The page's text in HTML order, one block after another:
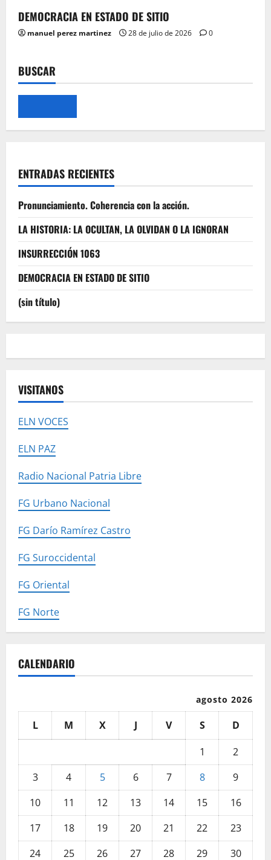
DEMOCRACIA EN ESTADO DE SITIO
manuel perez martinez 28 de julio de 2026 0
BUSCAR
ENTRADAS RECIENTES
Pronunciamiento. Coherencia con la acción.
LA HISTORIA: LA OCULTAN, LA OLVIDAN O LA IGNORAN
INSURRECCIÓN 1063
DEMOCRACIA EN ESTADO DE SITIO
(sin título)
VISITANOS
ELN VOCES
ELN PAZ
Radio Nacional Patria Libre
FG Urbano Nacional
FG Darío Ramírez Castro
FG Suroccidental
FG Oriental
FG Norte
CALENDARIO
agosto 2026
L M X J V S
D
1
2
3
4 5 6 7 8
9
10
11 12 13 14 15
16
17
18 19 20 21 22
23
24
25 26 27 28 29
30